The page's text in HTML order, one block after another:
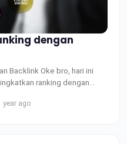
dengan
Backlink Oke bro, hari ini
ranking dengan
year ago